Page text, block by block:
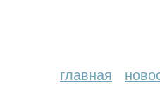
главная